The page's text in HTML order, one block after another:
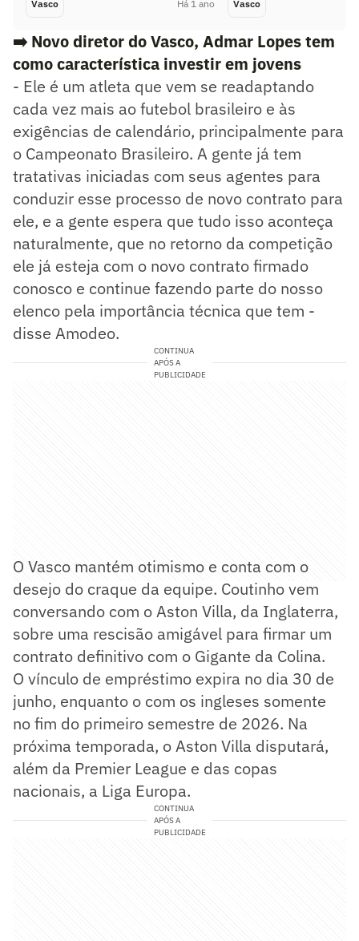
Vasco Há 1 ano Vasco
➡️ Novo diretor do Vasco, Admar Lopes tem
como característica investir em jovens
- Ele é um atleta que vem se readaptando
cada vez mais ao futebol brasileiro e às
exigências de calendário, principalmente para
o Campeonato Brasileiro. A gente já tem
tratativas iniciadas com seus agentes para
conduzir esse processo de novo contrato para
ele, e a gente espera que tudo isso aconteça
naturalmente, que no retorno da competição
ele já esteja com o novo contrato firmado
conosco e continue fazendo parte do nosso
elenco pela importância técnica que tem -
disse Amodeo.
CONTINUA
APÓS A
PUBLICIDADE
O Vasco mantém otimismo e conta com o
desejo do craque da equipe. Coutinho vem
conversando com o Aston Villa, da Inglaterra,
sobre uma rescisão amigável para firmar um
contrato definitivo com o Gigante da Colina.
O vínculo de empréstimo expira no dia 30 de
junho, enquanto o com os ingleses somente
no fim do primeiro semestre de 2026. Na
próxima temporada, o Aston Villa disputará,
além da Premier League e das copas
nacionais, a Liga Europa.
CONTINUA
APÓS A
PUBLICIDADE